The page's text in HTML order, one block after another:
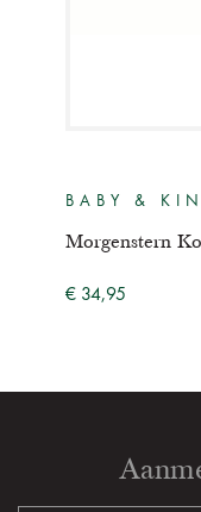
BABY &
Morgenstern
€ 34,95